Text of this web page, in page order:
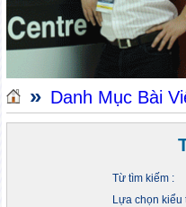
» Danh Mục Bài
Từ tìm kiếm :
Lựa chọn kiểu